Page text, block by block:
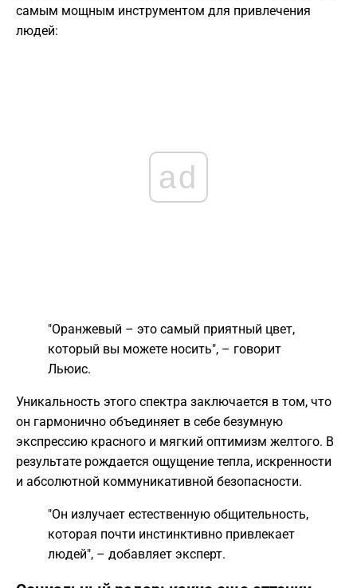
самым мощным инструментом для привлечения
людей:
ad
"Оранжевый – это самый приятный цвет,
который вы можете носить", – говорит
Льюис.
Уникальность этого спектра заключается в том, что
он гармонично объединяет в себе безумную
экспрессию красного и мягкий оптимизм желтого. В
результате рождается ощущение тепла, искренности
и абсолютной коммуникативной безопасности.
"Он излучает естественную общительность,
которая почти инстинктивно привлекает
людей", – добавляет эксперт.